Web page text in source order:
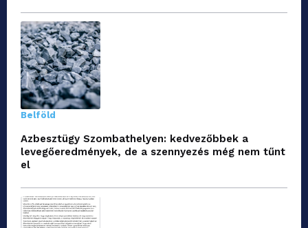
Belföld
Azbesztügy Szombathelyen: kedvezőbbek a
levegőeredmények, de a szennyezés még nem tűnt
el